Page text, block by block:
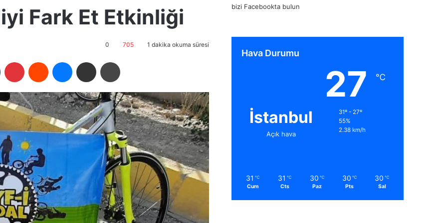
Fark Et Etkinliği
0 705 1 dakika okuma süresi
bizi Facebookta bulun
Hava Durumu
İstanbul
Açık hava
27 ℃
31º - 27º
55%
2.38 km/h
31 ℃
Cum
31 ℃
Cts
30 ℃
Paz
30 ℃
Pts
30 ℃
Sal